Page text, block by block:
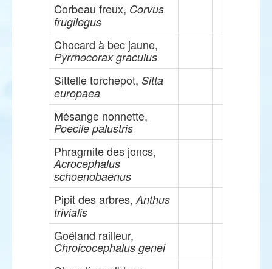
Corbeau freux, Corvus
frugilegus
Chocard à bec jaune,
Pyrrhocorax graculus
Sittelle torchepot, Sitta
europaea
Mésange nonnette,
Poecile palustris
Phragmite des joncs,
Acrocephalus
schoenobaenus
Pipit des arbres, Anthus
trivialis
Goéland railleur,
Chroicocephalus genei